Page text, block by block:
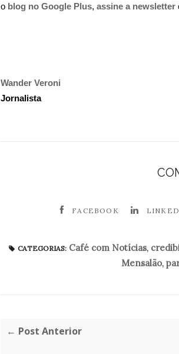
o blog no Google Plus, assine a newsletter
Wander Veroni
Jornalista
FACEBOOK
CATEGORIAS: Café com Notícias,
Mensalão,
← Post Anterior